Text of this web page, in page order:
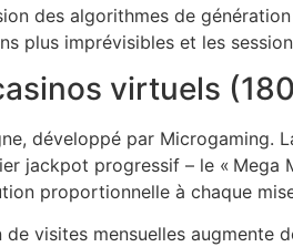
des algorithmes de
plus imprévisibles et les
virtuels
développé par
jackpot progressif – le «
proportionnelle à chaque
visites mensuelles augmente